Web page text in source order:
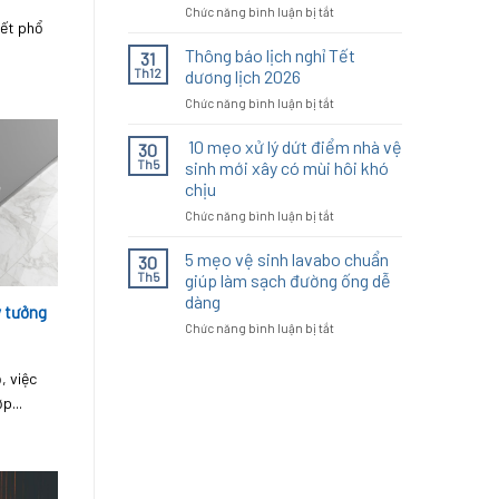
phổ
tưởng
việc
phóng
Nam
Quốc
Lao
động
Chức năng bình luận bị tắtở
MỪNG
NGÀY
TRÚC
NAM
27/04
31
Th12
Thông báo lịch nghỉ Tết
dương lịch 2026
Chức năng bình luận bị tắtở
báo
lịch
nghỉ
dương
2026
30
Th5
10 mẹo xử lý dứt điểm nhà vệ
sinh mới xây có mùi hôi khó
chịu
Chức năng bình luận bị tắtở
mẹo
xử
lý
điểm
30
Th5
5 mẹo vệ sinh lavabo chuẩn
giúp làm sạch đường ống dễ
dàng
Chức năng bình luận bị tắtở